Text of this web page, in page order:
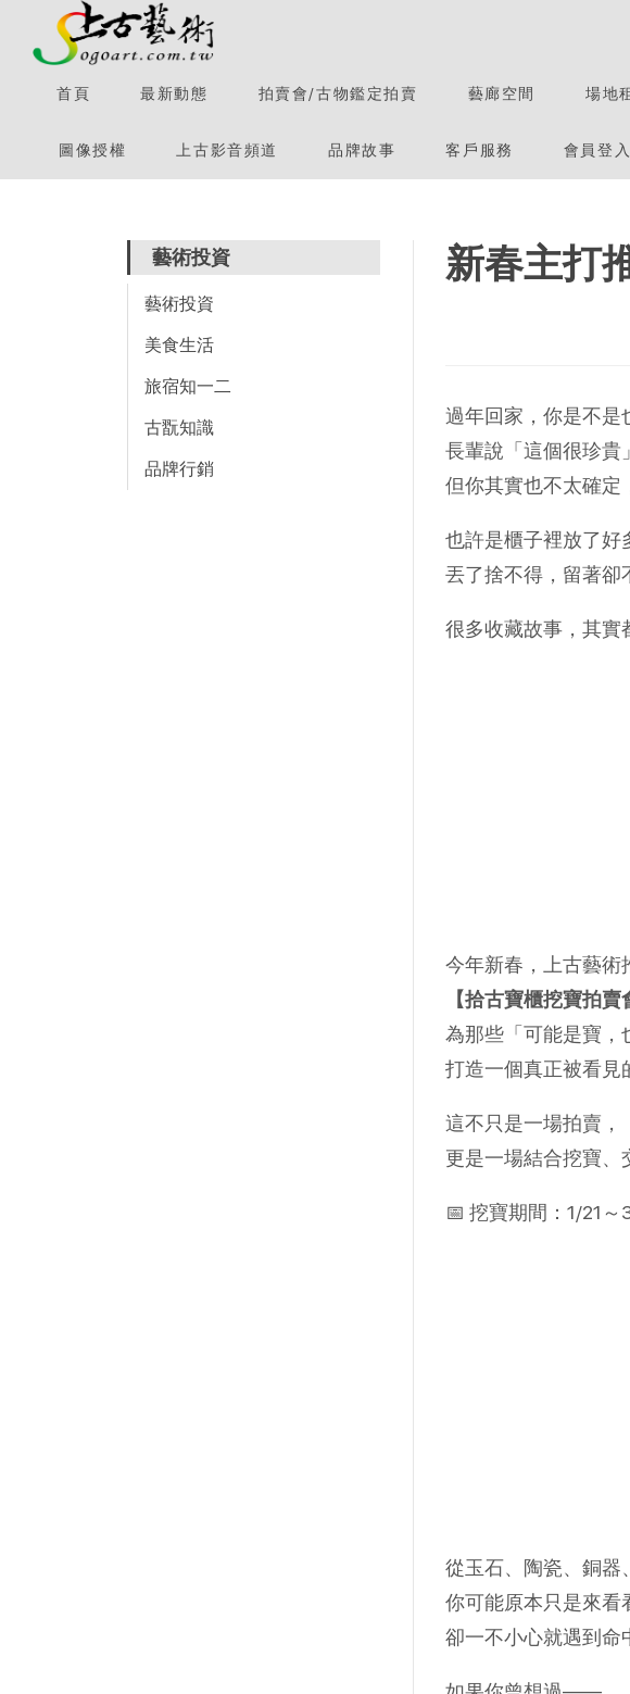
首頁 最新動態 拍賣會/古物鑑定拍賣 藝廊空間 場地
圖像授權 上古影音頻道 品牌故事 客戶服務 會員登入
藝術投資
藝術投資
美食生活
旅宿知一二
古翫知識
品牌行銷
新春主打
過年回家，你是不
長輩說「這個很珍貴
但你其實也不太確定
也許是櫃子裡放了好
丟了捨不得，留著卻
很多收藏故事，其實
今年新春，上古藝術
【拾古寶櫃挖寶拍賣
為那些「可能是寶，
打造一個真正被看見
這不只是一場拍賣，
更是一場結合挖寶、
📅 挖寶期間：1/21～
從玉石、陶瓷、銅器
你可能原本只是來看
卻一不小心就遇到命